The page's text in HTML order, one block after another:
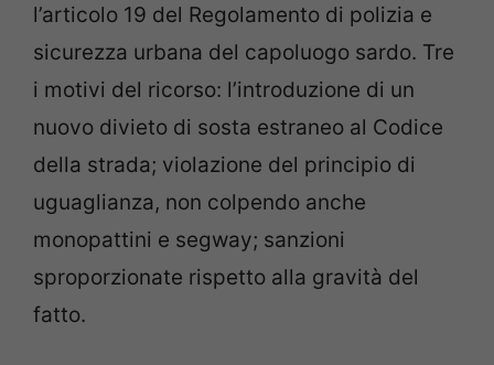
l’articolo 19 del Regolamento di polizia e
sicurezza urbana del capoluogo sardo. Tre
i motivi del ricorso: l’introduzione di un
nuovo divieto di sosta estraneo al Codice
della strada; violazione del principio di
uguaglianza, non colpendo anche
monopattini e segway; sanzioni
sproporzionate rispetto alla gravità del
fatto.